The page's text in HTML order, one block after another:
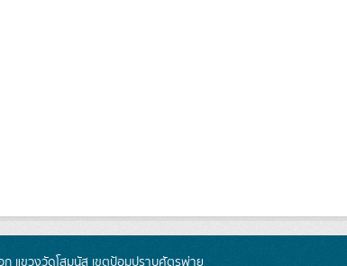
แขวงวัดโสมนัส เขตป้อมปราบศัตรูพ่าย